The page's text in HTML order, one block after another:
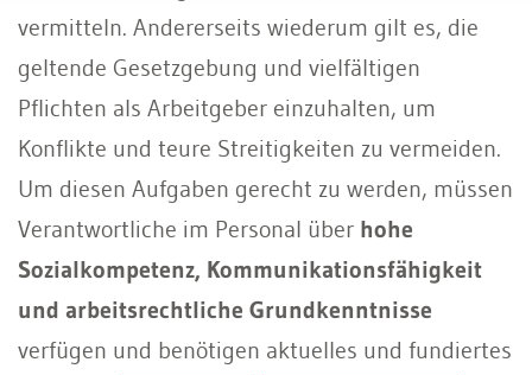
vermitteln. Andererseits wiederum gilt es, die
geltende Gesetzgebung und vielfältigen
Pflichten als Arbeitgeber einzuhalten, um
Konflikte und teure Streitigkeiten zu vermeiden.
Um diesen Aufgaben gerecht zu werden, müssen
Verantwortliche im Personal über hohe
Sozialkompetenz, Kommunikationsfähigkeit
und arbeitsrechtliche Grundkenntnisse
verfügen und benötigen aktuelles und fundiertes